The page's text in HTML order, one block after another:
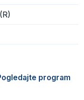
program